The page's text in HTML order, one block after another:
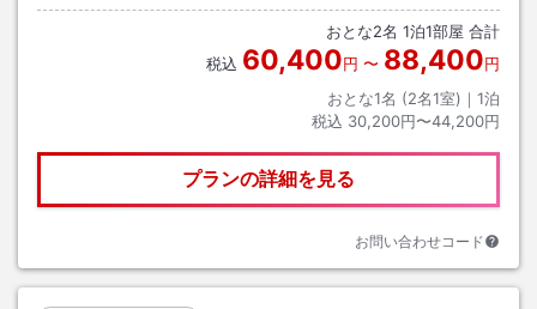
おとな2名 1泊1部屋 合計
税込 60,400円 〜 88,400円
おとな1名 (2名1室)｜ 1泊
税込 30,200円〜44,200円
プランの詳細を見る
お問い合わせコード